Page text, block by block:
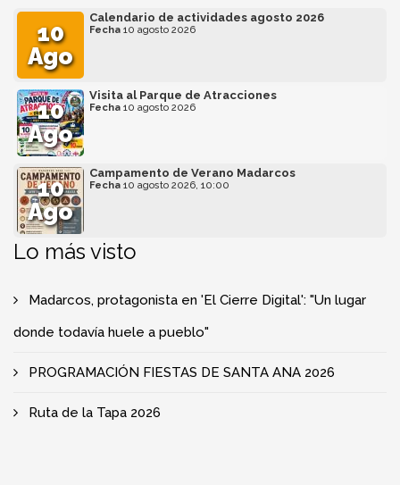
10
Ago
Calendario de actividades agosto 2026
Fecha 10 agosto 2026
10
Ago
Visita al Parque de Atracciones
Fecha 10 agosto 2026
10
Ago
Campamento de Verano Madarcos
Fecha 10 agosto 2026, 10:00
Lo más visto
Madarcos, protagonista en 'El Cierre Digital': "Un lugar
donde todavía huele a pueblo"
PROGRAMACIÓN FIESTAS DE SANTA ANA 2026
Ruta de la Tapa 2026